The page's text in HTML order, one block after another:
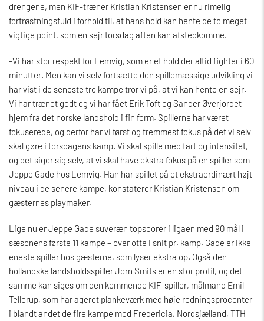
drengene, men KIF-træner Kristian Kristensen er nu rimelig
fortrøstningsfuld i forhold til, at hans hold kan hente de to meget
vigtige point, som en sejr torsdag aften kan afstedkomme.
-Vi har stor respekt for Lemvig, som er et hold der altid fighter i 60
minutter. Men kan vi selv fortsætte den spillemæssige udvikling vi
har vist i de seneste tre kampe tror vi på, at vi kan hente en sejr.
Vi har trænet godt og vi har fået Erik Toft og Sander Øverjordet
hjem fra det norske landshold i fin form. Spillerne har været
fokuserede, og derfor har vi først og fremmest fokus på det vi selv
skal gøre i torsdagens kamp. Vi skal spille med fart og intensitet,
og det siger sig selv, at vi skal have ekstra fokus på en spiller som
Jeppe Gade hos Lemvig. Han har spillet på et ekstraordinært højt
niveau i de senere kampe, konstaterer Kristian Kristensen om
gæsternes playmaker.
Lige nu er Jeppe Gade suveræn topscorer i ligaen med 90 mål i
sæsonens første 11 kampe – over otte i snit pr. kamp. Gade er ikke
eneste spiller hos gæsterne, som lyser ekstra op. Også den
hollandske landsholdsspiller Jorn Smits er en stor profil, og det
samme kan siges om den kommende KIF-spiller, målmand Emil
Tellerup, som har ageret plankeværk med høje redningsprocenter
i blandt andet de fire kampe mod Fredericia, Nordsjælland, TTH